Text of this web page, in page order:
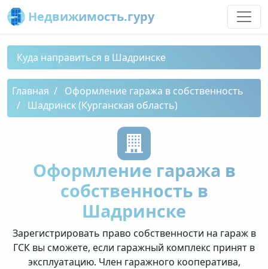
Недвижимость.гуру
Куда направиться в Шадринске
Главная
Оформление гаража в собственность
Шадринск (Курганская область)
Оформление гаража в
собственность в
Шадринске
Зарегистрировать право собственности на гараж в
ГСК вы сможете, если гаражный комплекс принят в
эксплуатацию. Член гаражного кооператива,